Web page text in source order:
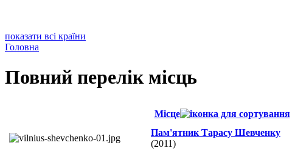
показати всі країни
Головна
Повний перелік місць
Місце
Пам'ятник Тарасу Шевченку
(2011)